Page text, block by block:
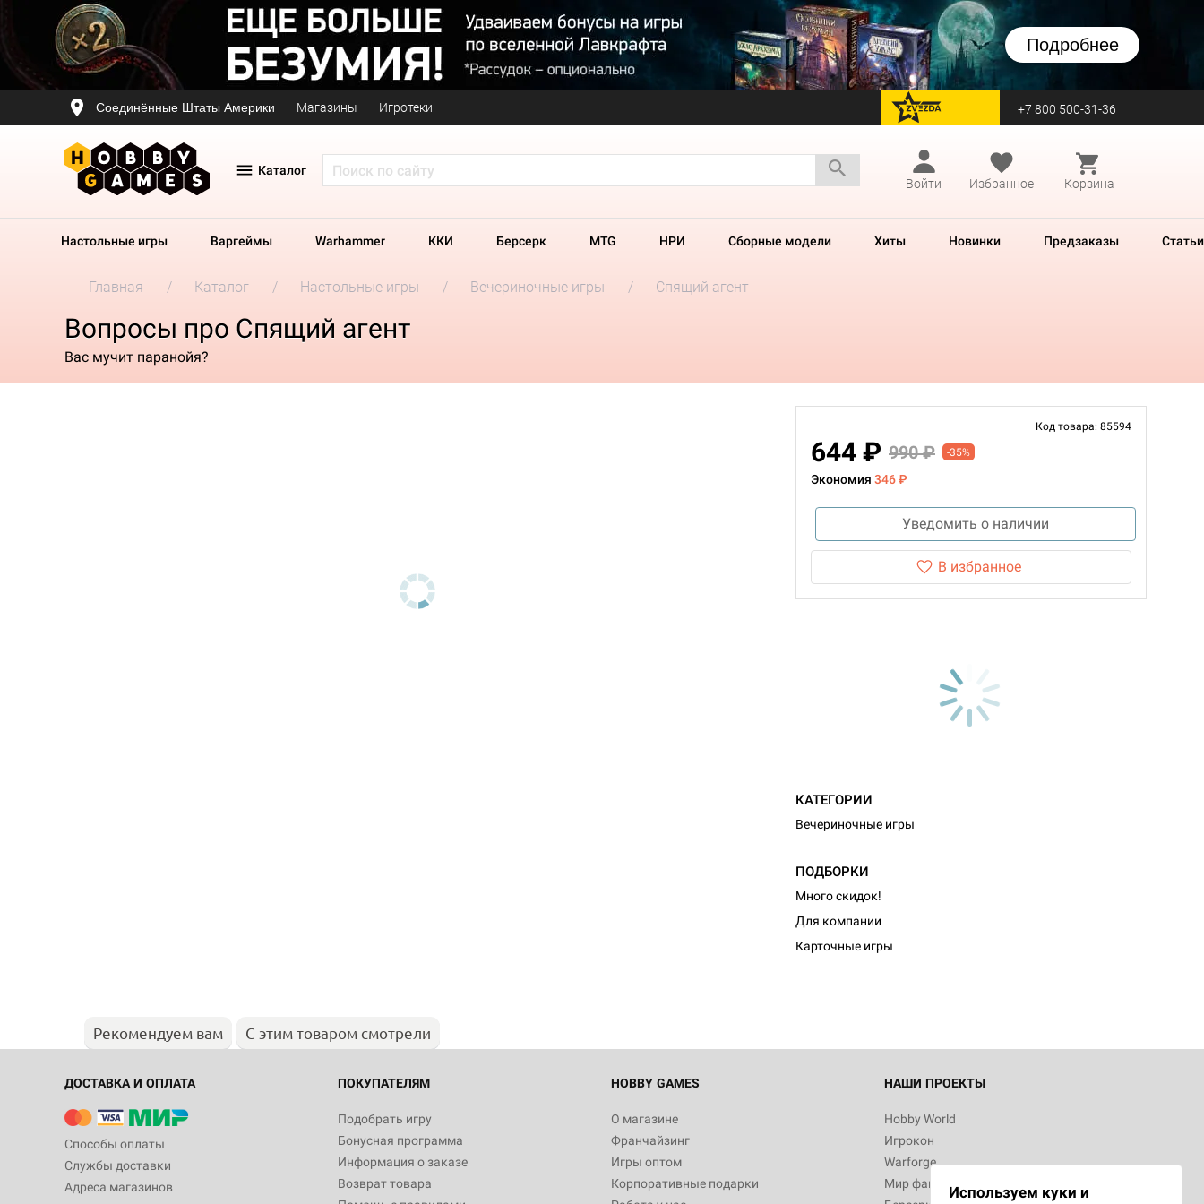
Подробнее
Соединённые Штаты Америки Магазины Игротеки перейти на Zvezda +7 800 500-31-36
Каталог
Войти
Избранное Корзина
Настольные игры Варгеймы Warhammer ККИ Берсерк MTG НРИ Сборные модели Хиты Новинки Предзаказы Статьи
Главная Каталог Настольные игры Вечериночные игры Спящий агент
Вопросы про Спящий агент
Вас мучит паранойя?
Код товара: 85594
644 ₽ 990 ₽ -35%
Экономия 346 ₽
Уведомить о наличии
В избранное
КАТЕГОРИИ
Вечериночные игры
ПОДБОРКИ
Много скидок!
Для компании
Карточные игры
Рекомендуем вам С этим товаром смотрели
ДОСТАВКА И ОПЛАТА
Способы оплаты
Службы доставки
Адреса магазинов
ПОКУПАТЕЛЯМ
Подобрать игру
Бонусная программа
Информация о заказе
Возврат товара
HOBBY GAMES
О магазине
Франчайзинг
Игры оптом
Корпоративные подарки
НАШИ ПРОЕКТЫ
Hobby World
Игрокон
Warforge
Мир фантастикиИспользуем куки и